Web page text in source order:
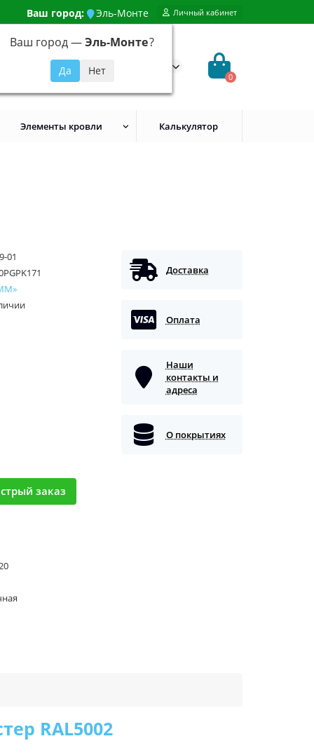
Ваш город: Эль-Монте
Ваш город —Эль-Монте?
Личный кабинет
648-92-94
0
Элементы кровли Калькулятор
01
заказ
Доставка
Оплата
Наши
контакты и
адреса
О покрытиях
RAL5002